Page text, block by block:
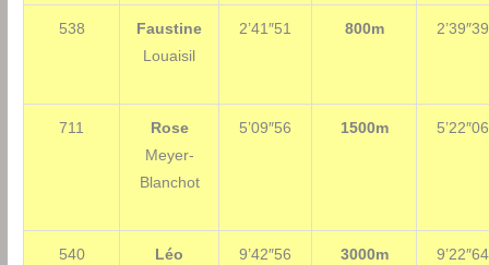
538
Faustine
Louaisil
2’41″51 800m 2’39″39
711
Rose
Meyer-
Blanchot
5’09″56 1500m 5’22″06
540
Léo
9’42″56 3000m 9’22″64